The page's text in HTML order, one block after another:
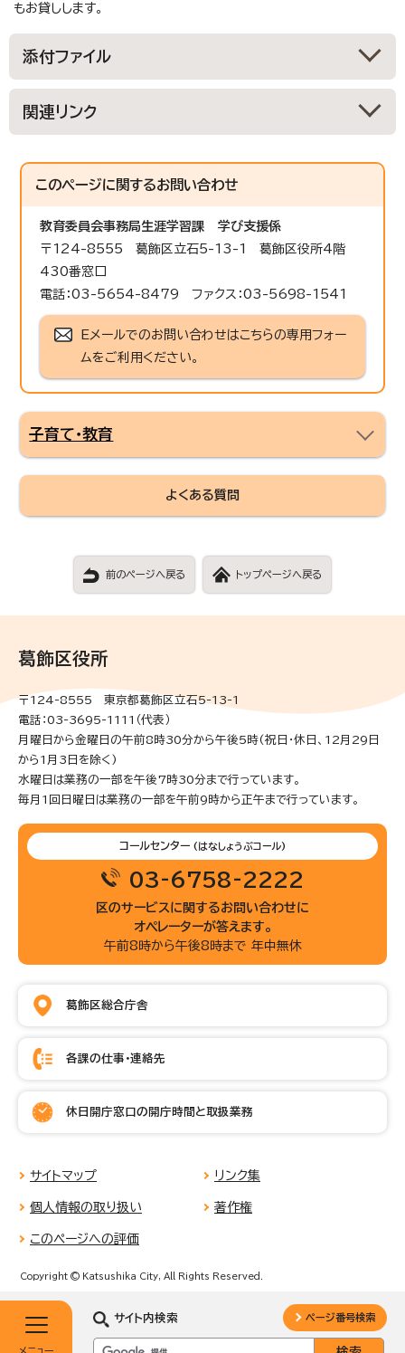
もお貸しします。
添付ファイル
関連リンク
このページに関するお問い合わせ
教育委員会事務局生涯学習課
学び支援係
〒124-8555 葛飾区立石5-13-1 葛飾区役所4階
430番窓口
電話：03-5654-8479 ファクス：03-5698-1541
Eメールでのお問い合わせはこちらの専用フォー
ムをご利用ください。
子育て・教育
よくある質問
前のページへ戻る トップページへ戻る
メニュー
サイト内検索 ページ番号検索
葛飾区役所
〒124-8555 東京都葛飾区立石5-13-1
電話：03-3695-1111（代表）
月曜日から金曜日の午前8時30分から午後5時(祝日・休日、12月29日
から1月3日を除く)
水曜日は業務の一部を午後7時30分まで行っています。
毎月1回日曜日は業務の一部を午前9時から正午まで行っています。
コールセンター (はなしょうぶコール)
03-6758-2222
区のサービスに関するお問い合わせに
オペレーターが答えます。
午前8時から午後8時まで 年中無休
葛飾区総合庁舎
各課の仕事・連絡先
休日開庁窓口の開庁時間と取扱業務
サイトマップ リンク集
個人情報の取り扱い 著作権
このページへの評価
Copyright © Katsushika City, All Rights Reserved.